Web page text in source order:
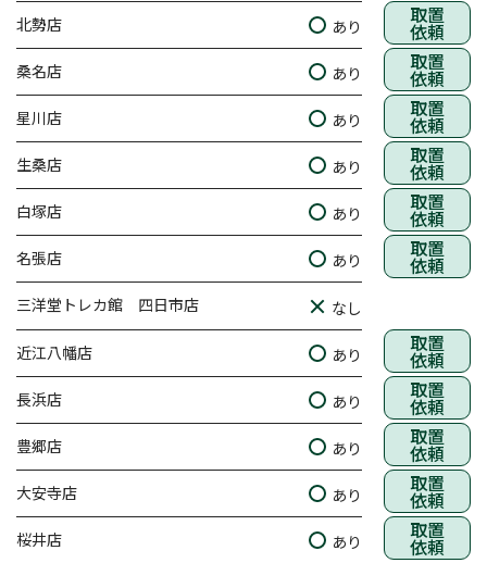
北勢店 あり 取置
依頼
桑名店 あり 取置
依頼
星川店 あり 取置
依頼
生桑店 あり 取置
依頼
白塚店 あり 取置
依頼
名張店 あり 取置
依頼
三洋堂トレカ館 四日市店 なし
近江八幡店 あり 取置
依頼
長浜店 あり 取置
依頼
豊郷店 あり 取置
依頼
大安寺店 あり 取置
依頼
桜井店 あり 取置
依頼